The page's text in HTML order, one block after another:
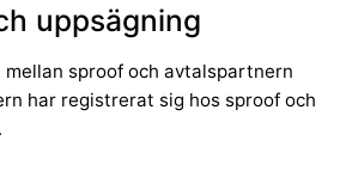
uppsägning
mellan sproof och avtalspartnern
har registrerat sig hos sproof och